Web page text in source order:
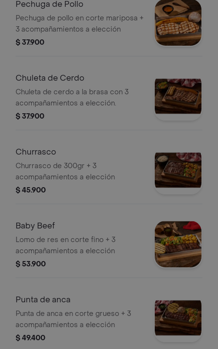
Pechuga de Pollo
Pechuga de pollo en corte mariposa +
3 acompañamientos a elección
$ 37.900
Chuleta de Cerdo
Chuleta de cerdo a la brasa con 3
acompañamientos a elección.
$ 37.900
Churrasco
Churrasco de 300gr + 3
acompañamientos a elección
$ 45.900
Baby Beef
Lomo de res en corte fino + 3
acompañamientos a elección
$ 53.900
Punta de anca
Punta de anca en corte grueso + 3
acompañamientos a elección
$ 49.400